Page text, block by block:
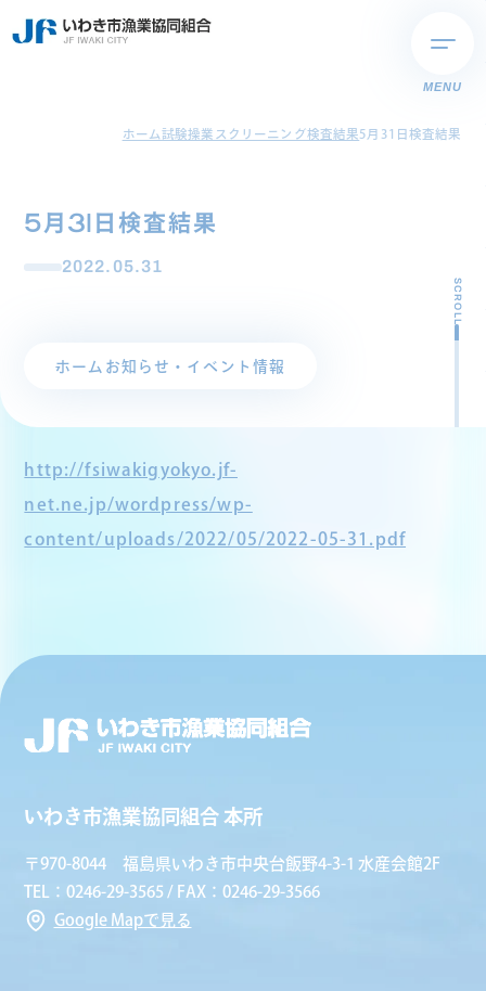
MENU
ホーム試験操業スクリーニング検査結果5月31日検査結果
5月31日検査結果
2022.05.31
ホーム お知らせ・イベント情報
SCROLL
http://fsiwakigyokyo.jf-
net.ne.jp/wordpress/wp-
content/uploads/2022/05/2022-05-31.pdf
いわき市漁業協同組合 本所
〒970-8044 福島県いわき市中央台飯野4-3-1 水産会館2F
TEL：0246-29-3565 / FAX：0246-29-3566
Google Mapで見る